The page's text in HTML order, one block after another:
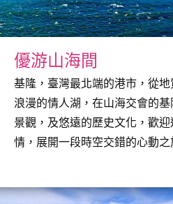
優游山海間
基隆，臺灣最北端的港市，從
浪漫的情人湖，在山海交會的
景觀，及悠遠的歷史文化，歡
情，展開一段時空交錯的心動之